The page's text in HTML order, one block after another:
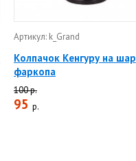
Артикул: k_Grand
Колпачок Кенгуру на шар
фаркопа
100 р.
95 р.